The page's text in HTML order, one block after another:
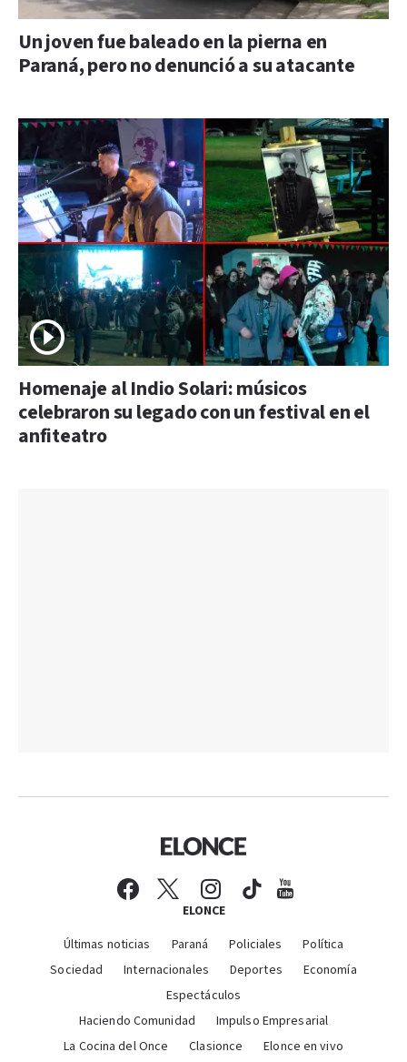
Un joven fue baleado en la pierna en
Paraná, pero no denunció a su atacante
Homenaje al Indio Solari: músicos
celebraron su legado con un festival en el
anfiteatro
ELONCE
Últimas noticias Paraná Policiales
Política
Sociedad
Internacionales Deportes
Economía
Espectáculos
Haciendo Comunidad
Impulso Empresarial
La Cocina del Once
Clasionce Elonce en vivo